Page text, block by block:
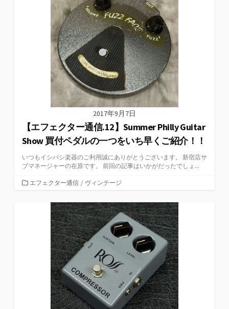
2017年9月7日
【エフェクター通信.12】Summer Philly Guitar
Show 買付ペダルの一つをいち早くご紹介！！
いつもイシバシ楽器のご利用誠にありがとうございます。 新宿店サ
ブマネージャーの在原です。 前回の記事はいかがだったでしょ...
カエフェクター通信 / ヴィンテージ